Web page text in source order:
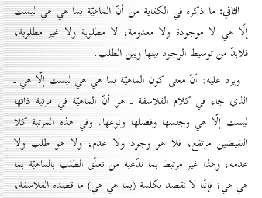
الثاني: ما ذكره في الكفاية من أنّ الماهيّة بما هي هي ليست
إلّا هي لا موجودة ولا معدومة، لا مطلوبة ولا غير مطلوبة،
فلابدّ من توسيط الوجود بينها وبين الطلب.
ويرد عليه: أنّ معنى كون الماهيّة بما هي هي ليست إلّا هي ـ
الذي جاء في كلام الفلاسفة ـ هو أنّ الماهيّة في مرتبة ذاتها
ليست إلّا هي وجنسها وفصلها ونوعها. وفي هذه المرتبة كلا
النقيضين مرتفع، فلا هو وجود ولا عدم، ولا هو طلب ولا
عدمه، وهذا غير مرتبط بما ندّعيه من تعلّق الطلب بالماهيّة بما
هي هي؛ فإنّنا لا نقصد بكلمة (بما هي هي) ما قصده الفلاسفة،